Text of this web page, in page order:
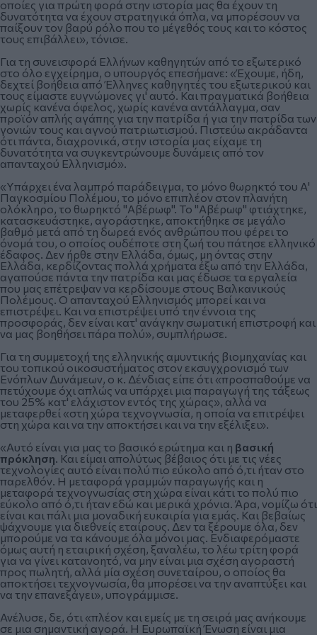
οποίες για πρώτη φορά στην ιστορία μας θα έχουν τη
δυνατότητα να έχουν στρατηγικά όπλα, να μπορέσουν να
παίξουν τον βαρύ ρόλο που το μέγεθός τους και το κόστος
τους επιβάλλει», τόνισε.
Για τη συνεισφορά Ελλήνων καθηγητών από το εξωτερικό
στο όλο εγχείρημα, ο υπουργός επεσήμανε: «Έχουμε, ήδη,
δεχτεί βοήθεια από Έλληνες καθηγητές του εξωτερικού και
τους είμαστε ευγνώμονες γι' αυτό. Και πραγματικά βοήθεια
χωρίς κανένα όφελος, χωρίς κανένα αντάλλαγμα, σαν
προϊόν απλής αγάπης για την πατρίδα ή για την πατρίδα των
γονιών τους και αγνού πατριωτισμού. Πιστεύω ακράδαντα
ότι πάντα, διαχρονικά, στην ιστορία μας είχαμε τη
δυνατότητα να συγκεντρώνουμε δυνάμεις από τον
απανταχού Ελληνισμό».
«Υπάρχει ένα λαμπρό παράδειγμα, το μόνο θωρηκτό του Α'
Παγκοσμίου Πολέμου, το μόνο επιπλέον στον πλανήτη
ολόκληρο, το θωρηκτό "Αβέρωφ". Το "Αβέρωφ" φτιάχτηκε,
κατασκευάστηκε, αγοράστηκε, αποκτήθηκε σε μεγάλο
βαθμό μετά από τη δωρεά ενός ανθρώπου που φέρει το
όνομά του, ο οποίος ουδέποτε στη ζωή του πάτησε ελληνικό
έδαφος. Δεν ήρθε στην Ελλάδα, όμως, μη όντας στην
Ελλάδα, κερδίζοντας πολλά χρήματα έξω από την Ελλάδα,
αγαπούσε πάντα την πατρίδα και μας έδωσε τα εργαλεία
που μας επέτρεψαν να κερδίσουμε στους Βαλκανικούς
Πολέμους. Ο απανταχού Ελληνισμός μπορεί και να
επιστρέψει. Και να επιστρέψει υπό την έννοια της
προσφοράς, δεν είναι κατ' ανάγκην σωματική επιστροφή και
να μας βοηθήσει πάρα πολύ», συμπλήρωσε.
Για τη συμμετοχή της ελληνικής αμυντικής βιομηχανίας και
του τοπικού οικοσυστήματος στον εκσυγχρονισμό των
Ενόπλων Δυνάμεων, ο κ. Δένδιας είπε ότι «προσπαθούμε να
πετύχουμε όχι απλώς να υπάρχει μια παραγωγή της τάξεως
του 25% κατ' ελάχιστον εντός της χώρας», αλλά να
μεταφερθεί «στη χώρα τεχνογνωσία, η οποία να επιτρέψει
στη χώρα και να την αποκτήσει και να την εξέλιξει».
«Αυτό είναι για μας το βασικό ερώτημα και η βασική
πρόκληση . Και είμαι απολύτως βέβαιος ότι με τις νέες
τεχνολογίες αυτό είναι πολύ πιο εύκολο από ό,τι ήταν στο
παρελθόν. Η μεταφορά γραμμών παραγωγής και η
μεταφορά τεχνογνωσίας στη χώρα είναι κάτι το πολύ πιο
εύκολο από ό,τι ήταν εδώ και μερικά χρόνια. Άρα, νομίζω ότι
είναι και πάλι μια μοναδική ευκαιρία για εμάς. Και βεβαίως
ψάχνουμε για διεθνείς εταίρους. Δεν τα ξέρουμε όλα, δεν
μπορούμε να τα κάνουμε όλα μόνοι μας. Ενδιαφερόμαστε
όμως αυτή η εταιρική σχέση, ξαναλέω, το λέω τρίτη φορά
για να γίνει κατανοητό, να μην είναι μια σχέση αγοραστή
προς πωλητή, αλλά μία σχέση συνεταίρου, ο οποίος θα
αποκτήσει τεχνογνωσία, θα μπορέσει να την αναπτύξει και
να την επανεξάγει», υπογράμμισε.
Ανέλυσε, δε, ότι «πλέον και εμείς με τη σειρά μας ανήκουμε
σε μια σημαντική αγορά. Η Ευρωπαϊκή Ένωση είναι μια